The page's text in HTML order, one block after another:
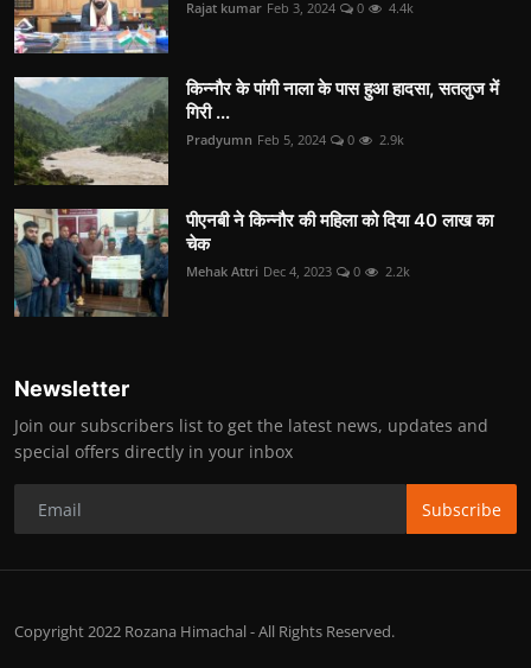
Rajat kumar Feb 3, 2024 0 4.4k
किन्नौर के पांगी नाला के पास हुआ हादसा, सतलुज में
गिरी ...
Pradyumn Feb 5, 2024 0 2.9k
पीएनबी ने किन्नौर की महिला को दिया 40 लाख का
चेक
Mehak Attri Dec 4, 2023 0 2.2k
Newsletter
Join our subscribers list to get the latest news, updates and
special offers directly in your inbox
Subscribe
Copyright 2022 Rozana Himachal - All Rights Reserved.